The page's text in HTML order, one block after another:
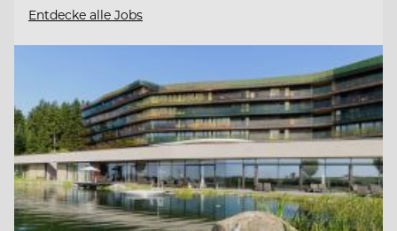
Entdecke alle Jobs